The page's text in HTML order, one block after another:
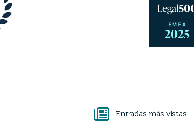
Entradas más vistas